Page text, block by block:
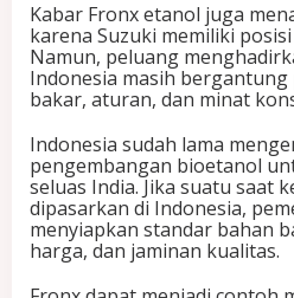
Kabar Fronx etanol juga
karena Suzuki memiliki
Namun, peluang
Indonesia masih bergantung
bakar, aturan, dan minat
Indonesia sudah lama
pengembangan bioetanol
seluas India. Jika suatu saat
dipasarkan di Indonesia,
menyiapkan standar bahan
harga, dan jaminan kualitas.